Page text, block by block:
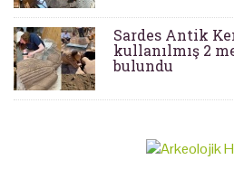
Sardes Antik
kullanılmış 2
bulundu